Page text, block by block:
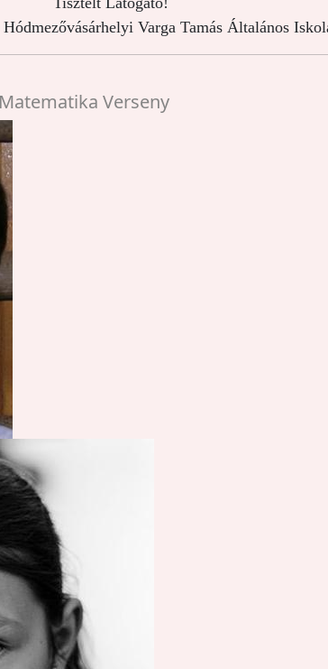
Varga Tamás Általános
Verseny